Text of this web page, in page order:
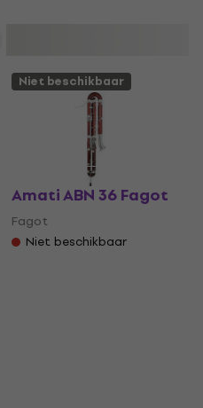
Niet beschikbaar
Amati ABN 36 Fagot
Fagot
Niet beschikbaar